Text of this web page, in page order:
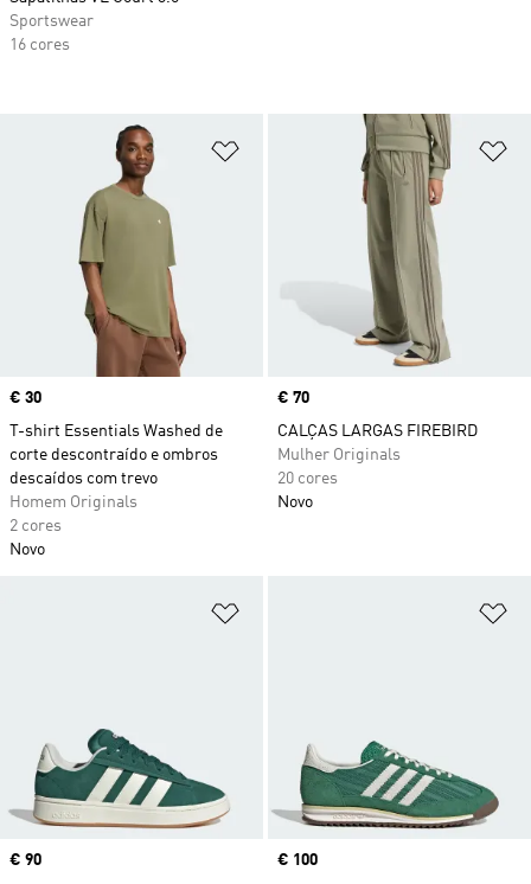
Adicionar à Lista de Desejos
Price
€ 30
T-shirt Essentials Washed de
corte descontraído e ombros
descaídos com trevo
Homem Originals
2 cores
Novo
Price
€ 70
CALÇAS LARGAS FIREBIRD
Mulher Originals
20 cores
Novo
Price
€ 90
Price
€ 100
Sportswear
16 cores